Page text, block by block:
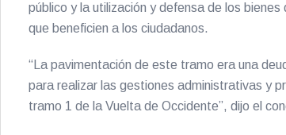
público y la utilización y defensa de los
que beneficien a los ciudadanos.
“La pavimentación de este tramo era una
para realizar las gestiones administrativas y
tramo 1 de la Vuelta de Occidente”, dijo el